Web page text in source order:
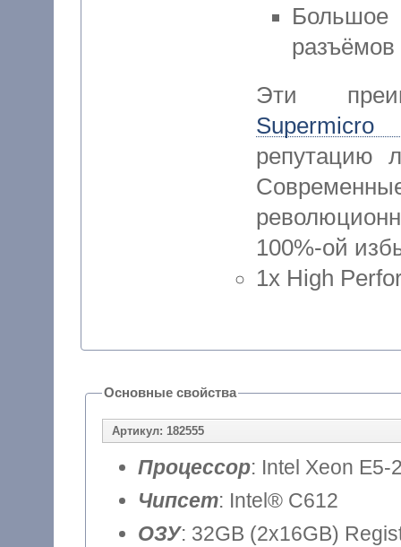
разъёмов
Эти
репутацию
100%-ой
1x High
Основные свойства
Артикул: 182555
Процессор: Intel Xeon E5-
Чипсет: Intel® C612
ОЗУ: 32GB (2x16GB)